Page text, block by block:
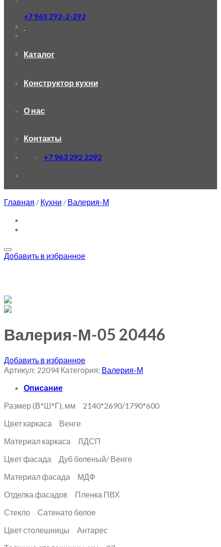
+7 963 292-2-292
Каталог
Конструктор кухни
О нас
Контакты
+7 963 292 2292
Главная / Кухни / Валерия-М
Добавить в избранное
Валерия-М-05 20446
Добавить в избранное
Артикул: 22094 Категория: Валерия-М
Описание
Размер (В*Ш*Г), мм 2140*2690/1790*600
Цвет каркаса Венге
Материал каркаса ЛДСП
Цвет фасада Дуб беленый/ Венге
Материал фасада МДФ
Отделка фасадов Пленка ПВХ
Стекло Сатинато белое
Цвет столешницы Антарес